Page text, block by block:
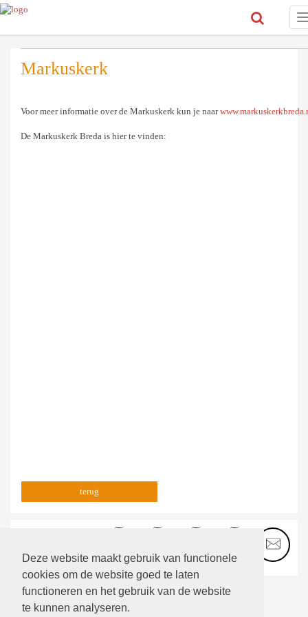
Deze website maakt gebruik van functionele
cookies om de website goed te laten
functioneren en het gebruik van de website
te kunnen analyseren.
Markuskerk
Voor meer informatie over de Markuskerk kun je naar
De Markuskerk Breda is hier te vinden:
terug